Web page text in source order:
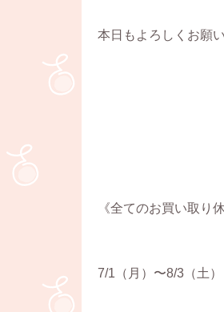
本日もよろしくお願い
《全てのお買い取り
7/1（月）〜8/3（土